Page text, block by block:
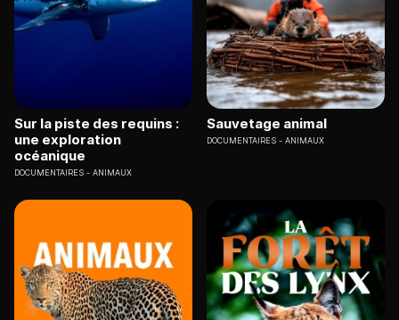
Sur la piste des requins :
une exploration
océanique
DOCUMENTAIRES ANIMAUX
Sauvetage animal
DOCUMENTAIRES ANIMAUX